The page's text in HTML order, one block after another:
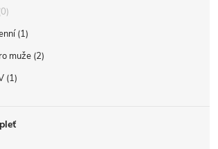
0
1
muže 2
1